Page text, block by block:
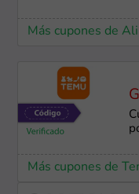
Más cupones de
Más cupones de